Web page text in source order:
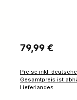
Regulärer Preis:
79,99 €
Preise inkl. deutscher MwSt zzgl.
Gesamtpreis ist
Lieferlandes.